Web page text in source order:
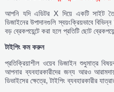
আপনি যদি এডিটর X দিয়ে একটি সাইট
ডিজাইনের উপাদানগুলি স্বয়ংক্রিয়ভাবে
বড় ব্রেকপয়েন্টে করা হলে প্রতিটি ছোট
টাইপিং কমকরুন
প্রতিক্রিয়াশীল ওয়েব ডিজাইন শুধুমাত্র
আপনার ব্যবহারকারীদের জন্য আরও
ডিভাইসের ক্ষেত্রে, টাইপিং ব্যবহারকারীর